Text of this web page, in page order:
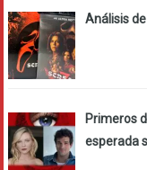
Análisis
Primeros
esperada